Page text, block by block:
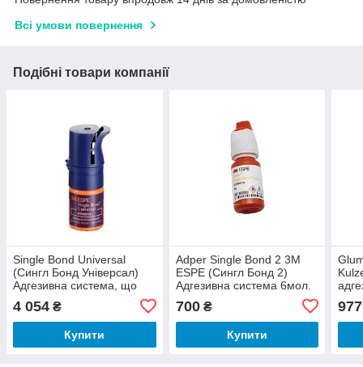
Всі умови повернення
Подібні товари компанії
Single Bond Universal
(Сингл Бонд Універсал)
Адгезивна система, що
4 054 ₴
Купити
Adper Single Bond 2 3М
ESPE (Сингл Бонд 2)
Адгезивна система 6мол.
700₴
Купити
977